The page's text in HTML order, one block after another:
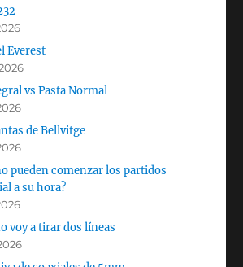
Everest
vs Pasta Normal
de Bellvitge
pueden comenzar los partidos
a su hora?
voy a tirar dos líneas